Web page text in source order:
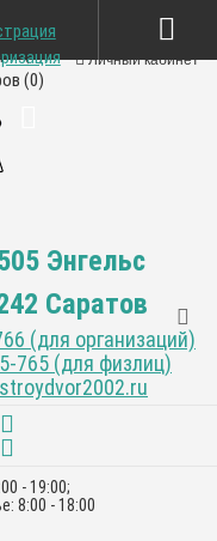
Личный кабинет
(0)
(0)
Энгельс
Саратов
(для организаций)
765 (для физлиц)
- 19:00;
8:00 - 18:00